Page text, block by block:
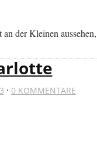
der Kleinen
· 0 KOMMENTARE